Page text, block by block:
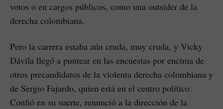
votos o en cargos públicos, como una outsider de la
derecha colombiana.
Pero la carrera estaba aún cruda, muy cruda, y Vicky
Dávila llegó a puntear en las encuestas por encima de
otros precandidatos de la violenta derecha colombiana y
de Sergio Fajardo, quien está en el centro político.
Confió en su suerte, renunció a la dirección de la